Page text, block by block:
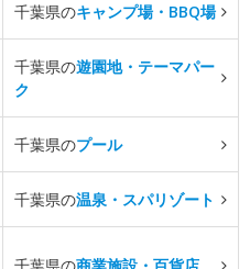
千葉県のキャンプ場・BBQ場
千葉県の遊園地・テーマパー
ク
千葉県のプール
千葉県の温泉・スパリゾート